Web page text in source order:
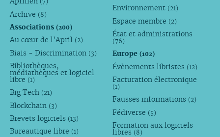
Archive (8)
Associations (200)
Au cœur de l’April (2)
Biais - Discrimination (3)
Bibliothèques,
médiathèques et logiciel
libre (1)
Big Tech (21)
Blockchain (3)
Brevets logiciels (13)
Bureautique libre (1)
Environnement (21)
Espace membre (2)
État et administrations
(76)
Europe(102)
Évènements libristes (12)
Facturation électronique
(1)
Fausses informations (2)
Fédiverse (5)
Formation aux logiciels
libres (8)